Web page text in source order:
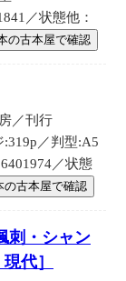
／状態他：
の古本屋で確認
／刊行
／判型:A5
／状態
の古本屋で確認
刺・シャン
代］